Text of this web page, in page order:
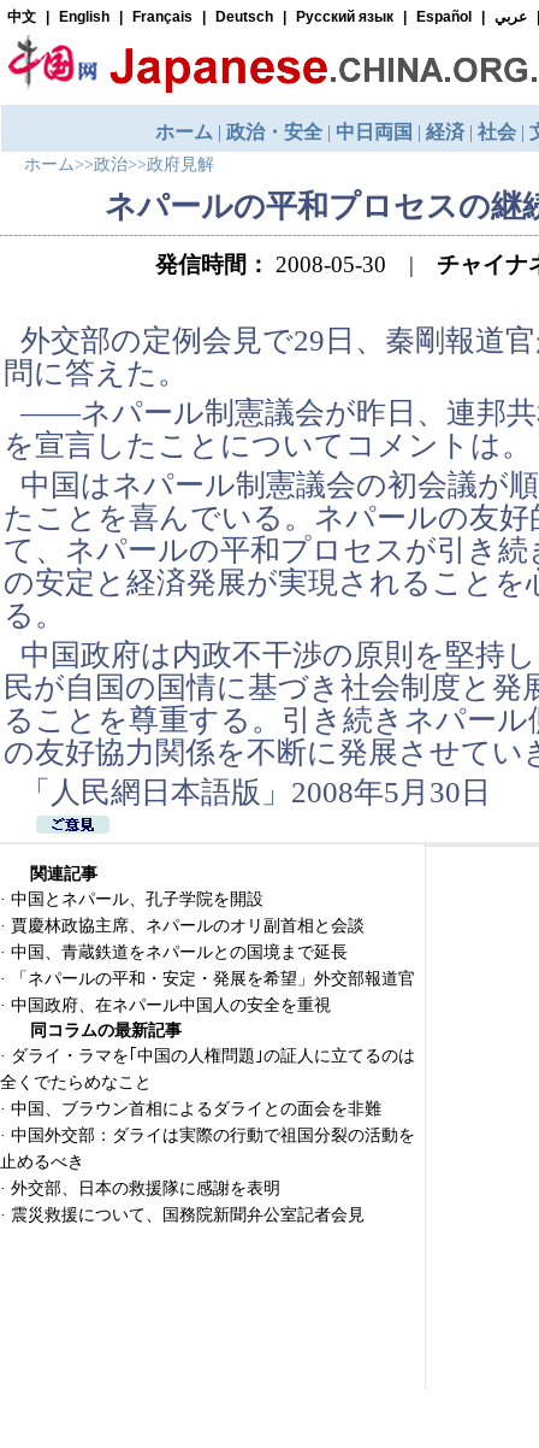
ホーム>>政治>>政府見解
ネパールの平和プロセスの継
発信時間： 2008-05-30 | チャイナ
外交部の定例会見で29日、秦剛報道
問に答えた。
――ネパール制憲議会が昨日、連邦
を宣言したことについてコメントは。
中国はネパール制憲議会の初会議が
たことを喜んでいる。ネパールの友好
て、ネパールの平和プロセスが引き続
の安定と経済発展が実現されることを
る。
中国政府は内政不干渉の原則を堅持
民が自国の国情に基づき社会制度と発
ることを尊重する。引き続きネパール
の友好協力関係を不断に発展させてい
「人民網日本語版」2008年5月30日
関連記事
· 中国とネパール、孔子学院を開設
· 賈慶林政協主席、ネパールのオリ副首相と会談
· 中国、青蔵鉄道をネパールとの国境まで延長
·
「ネパールの平和・安定・発展を希望」外交部報道官
· 中国政府、在ネパール中国人の安全を重視
同コラムの最新記事
· ダライ・ラマを｢中国の人権問題｣の証人に立てるのは
全くでたらめなこと
· 中国、ブラウン首相によるダライとの面会を非難
· 中国外交部：ダライは実際の行動で祖国分裂の活動を
止めるべき
· 外交部、日本の救援隊に感謝を表明
· 震災救援について、国務院新聞弁公室記者会見